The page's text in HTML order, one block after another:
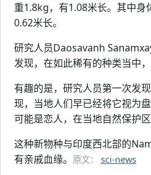
重1.8kg，有1.08米长。其中身
0.62米长。
研究人员Daosavanh
发现，在如此稀有的种类当中
有趣的是，研究人员第一次发
现，当地人们早已经将它视为
可能是恋人，在当地自然保护区
这种新物种与印度西北部的
有亲戚血缘。 原文： sci-news